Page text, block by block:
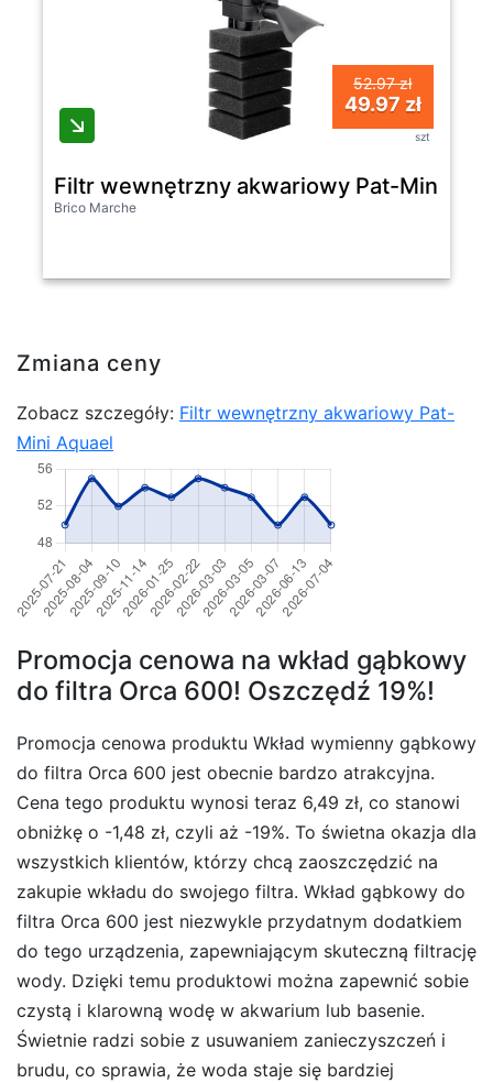
52.97 zł
49.97 zł
szt
Filtr wewnętrzny akwariowy Pat-Mini
Brico Marche
Zmiana ceny
Zobacz szczegóły: Filtr wewnętrzny akwariowy Pat-
Mini Aquael
Promocja cenowa na wkład gąbkowy
do filtra Orca 600! Oszczędź 19%!
Promocja cenowa produktu Wkład wymienny gąbkowy
do filtra Orca 600 jest obecnie bardzo atrakcyjna.
Cena tego produktu wynosi teraz 6,49 zł, co stanowi
obniżkę o -1,48 zł, czyli aż -19%. To świetna okazja dla
wszystkich klientów, którzy chcą zaoszczędzić na
zakupie wkładu do swojego filtra. Wkład gąbkowy do
filtra Orca 600 jest niezwykle przydatnym dodatkiem
do tego urządzenia, zapewniającym skuteczną filtrację
wody. Dzięki temu produktowi można zapewnić sobie
czystą i klarowną wodę w akwarium lub basenie.
Świetnie radzi sobie z usuwaniem zanieczyszczeń i
brudu, co sprawia, że woda staje się bardziej